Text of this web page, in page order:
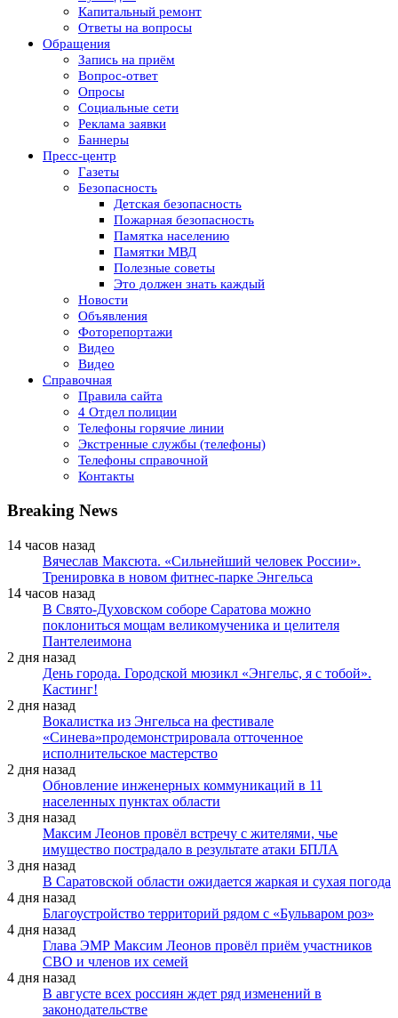
Капитальный ремонт
Ответы на вопросы
Обращения
Запись на приём
Вопрос-ответ
Опросы
Социальные сети
Реклама заявки
Баннеры
Пресс-центр
Газеты
Безопасность
Детская безопасность
Пожарная безопасность
Памятка населению
Памятки МВД
Полезные советы
Это должен знать каждый
Новости
Объявления
Фоторепортажи
Видео
Видео
Справочная
Правила сайта
4 Отдел полиции
Телефоны горячие линии
Экстренные службы (телефоны)
Телефоны справочной
Контакты
Breaking News
14 часов назад
Вячеслав Максюта. «Сильнейший человек России».
Тренировка в новом фитнес-парке Энгельса
14 часов назад
В Свято-Духовском соборе Саратова можно
поклониться мощам великомученика и целителя
Пантелеимона
2 дня назад
День города. Городской мюзикл «Энгельс, я с тобой».
Кастинг!
2 дня назад
Вокалистка из Энгельса на фестивале
«Синева»продемонстрировала отточенное
исполнительское мастерство
2 дня назад
Обновление инженерных коммуникаций в 11
населенных пунктах области
3 дня назад
Максим Леонов провёл встречу с жителями, чье
имущество пострадало в результате атаки БПЛА
3 дня назад
В Саратовской области ожидается жаркая и сухая погода
4 дня назад
Благоустройство территорий рядом с «Бульваром роз»
4 дня назад
Глава ЭМР Максим Леонов провёл приём участников
СВО и членов их семей
4 дня назад
В августе всех россиян ждет ряд изменений в
законодательстве